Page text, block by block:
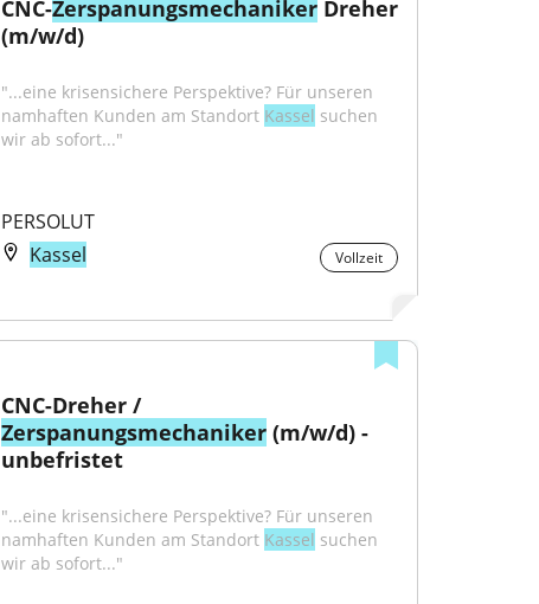
CNC-Zerspanungsmechaniker Dreher
(m/w/d)
"...eine krisensichere Perspektive? Für unseren
namhaften Kunden am Standort Kassel suchen
wir ab sofort..."
PERSOLUT
Kassel
Vollzeit
CNC-Dreher /
Zerspanungsmechaniker (m/w/d) -
unbefristet
"...eine krisensichere Perspektive? Für unseren
namhaften Kunden am Standort Kassel suchen
wir ab sofort..."